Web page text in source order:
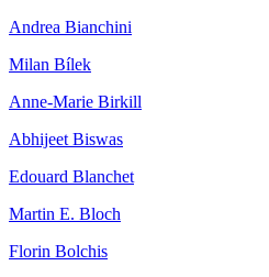
Andrea Bianchini
Milan Bílek
Anne-Marie Birkill
Abhijeet Biswas
Edouard Blanchet
Martin E. Bloch
Florin Bolchis